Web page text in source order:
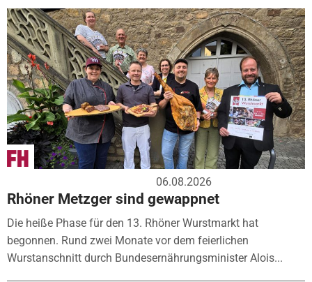
06.08.2026
Rhöner Metzger sind gewappnet
Die heiße Phase für den 13. Rhöner Wurstmarkt hat
begonnen. Rund zwei Monate vor dem feierlichen
Wurstanschnitt durch Bundesernährungsminister Alois...